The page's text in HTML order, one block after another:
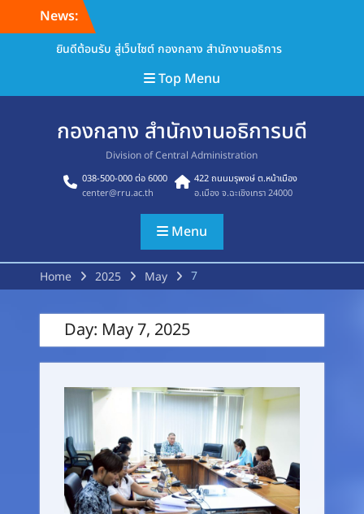
News:
ยินดีต้อนรับ สู่เว็บไซต์ กองกลาง สำนักงานอธิการ
Top Menu
กองกลาง สำนักงานอธิการบดี
Division of Central Administration
038-500-000 ต่อ 6000
center@rru.ac.th
422 ถนนมรุพงษ์ ต.หน้าเมือง
อ.เมือง จ.ฉะเชิงเทรา 24000
Menu
Home 2025 May 7
Day: May 7, 2025